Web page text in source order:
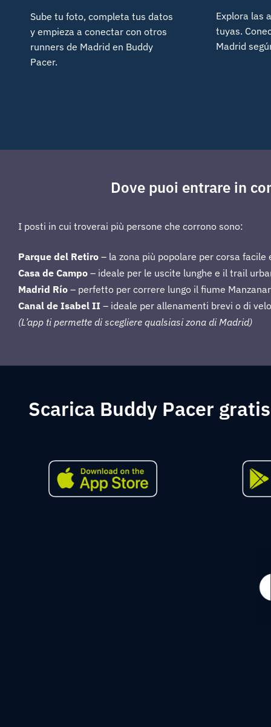
Sube tu foto, completa tus datos
y empieza a conectar con otros
runners de Madrid en Buddy
Pacer.
Explora las
tuyas.
Madrid
Dove puoi entrare in
I posti in cui troverai più persone che corrono sono:
Parque del Retiro – la zona più popolare per corsa facile
Casa de Campo – ideale per le uscite lunghe e il trail
Madrid Río – perfetto per correre lungo il fiume
Canal de Isabel II – ideale per allenamenti brevi o di
(L’app ti permette di scegliere qualsiasi zona di Madrid)
Scarica Buddy Pacer